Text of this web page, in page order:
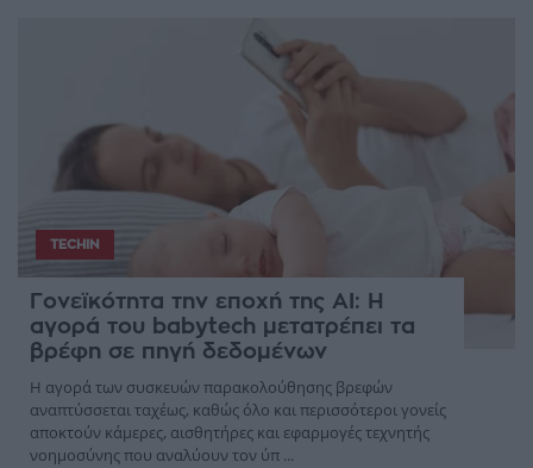
TECHIN
Γονεϊκότητα την εποχή της AI: Η
αγορά του babytech μετατρέπει τα
βρέφη σε πηγή δεδομένων
Η αγορά των συσκευών παρακολούθησης βρεφών
αναπτύσσεται ταχέως, καθώς όλο και περισσότεροι γονείς
αποκτούν κάμερες, αισθητήρες και εφαρμογές τεχνητής
νοημοσύνης που αναλύουν τον ύπ ...